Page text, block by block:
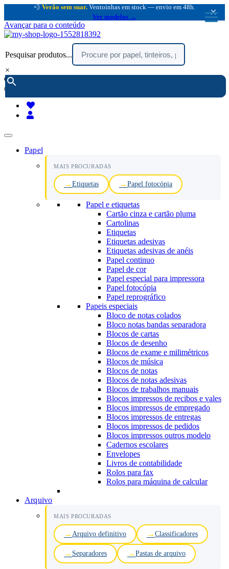
💨 Verão sem suar. Ventoinhas em stock — envio em 48h.
Ver modelos →
×
Avançar para o conteúdo
Pesquisar produtos...
×
encomendar por telefone :
(chamada rede fixa nacional)
Papel
MAIS PROCURADAS
Etiquetas Papel fotocópia
Papel e etiquetas
Cartão cinza e cartão pluma
Cartolinas
Etiquetas
Etiquetas adesivas
Etiquetas adesivas de anéis
Papel continuo
Papel de cor
Papel especial para impressora
Papel fotocópia
Papel reprográfico
Papeis especiais
Bloco de notas colados
Bloco notas bandas separadora
Blocos de cartas
Blocos de desenho
Blocos de exame e milimétricos
Blocos de música
Blocos de notas
Blocos de notas adesivas
Blocos de trabalhos manuais
Blocos impressos de recibos e vales
Blocos impressos de empregado
Blocos impressos de entregas
Blocos impressos de pedidos
Blocos impressos outros modelo
Cadernos escolares
Envelopes
Livros de contabilidade
Rolos para fax
Rolos para máquina de calcular
Arquivo
MAIS PROCURADAS
Arquivo definitivo Classificadores
Separadores Pastas de arquivo